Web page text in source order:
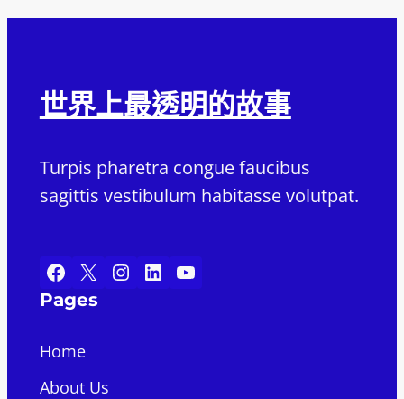
世界上最透明的故事
Turpis pharetra congue faucibus
sagittis vestibulum habitasse volutpat.
Facebook X Instagram LinkedIn YouTube
Pages
Home
About Us